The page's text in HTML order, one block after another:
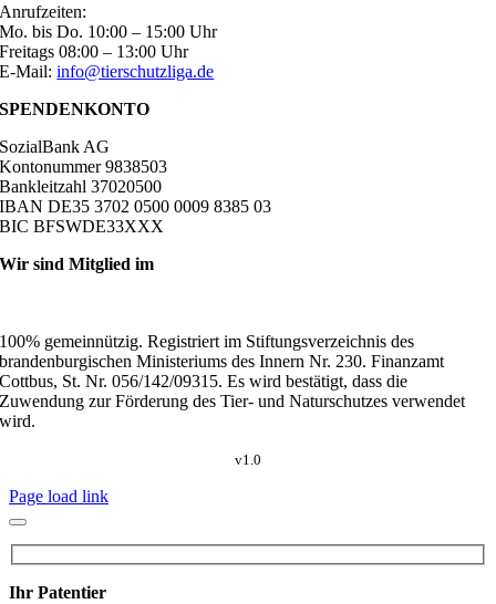
Anrufzeiten:
Mo. bis Do. 10:00 – 15:00 Uhr
Freitags 08:00 – 13:00 Uhr
E-Mail:info@tierschutzliga.de
SPENDENKONTO
SozialBank AG
Kontonummer 9838503
Bankleitzahl 37020500
IBAN DE35 3702 0500 0009 8385 03
BIC BFSWDE33XXX
Wir sind Mitglied im
100% gemeinnützig. Registriert im Stiftungsverzeichnis des
brandenburgischen Ministeriums des Innern Nr. 230. Finanzamt
Cottbus, St. Nr. 056/142/09315. Es wird bestätigt, dass die
Zuwendung zur Förderung des Tier- und Naturschutzes verwendet
wird.
v1.0
Page load link
Ihr Patentier